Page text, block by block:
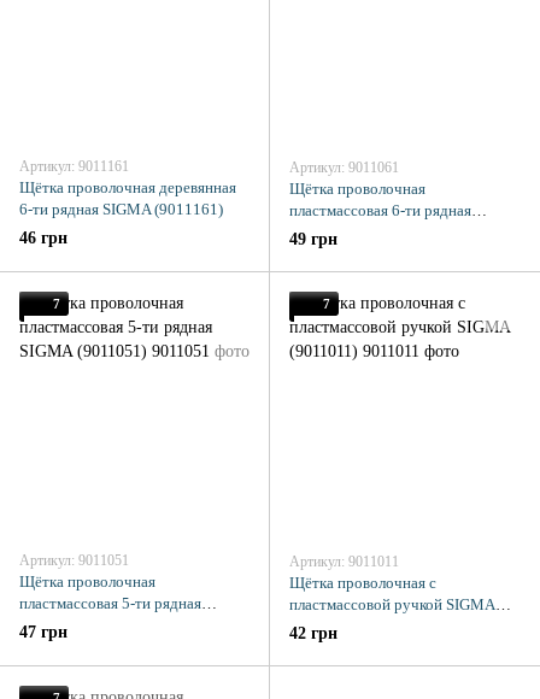
Артикул: 9011161
Щётка проволочная деревянная
6-ти рядная SIGMA (9011161)
46 грн
Артикул: 9011061
Щётка проволочная
пластмассовая 6-ти рядная
SIGMA (9011061)
49 грн
7
Артикул: 9011051
Щётка проволочная
пластмассовая 5-ти рядная
SIGMA (9011051)
47 грн
7
Артикул: 9011011
Щётка проволочная с
пластмассовой ручкой SIGMA
(9011011)
42 грн